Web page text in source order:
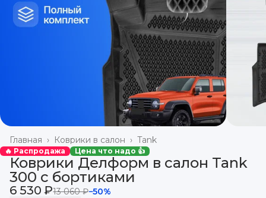
Tank
Коврики в салон ›
Главная ›
🔥 Распродажа Цена что надо 👍
Коврики Делформ в салон Tank
300 с бортиками
6 530 ₽13 060 ₽−50%